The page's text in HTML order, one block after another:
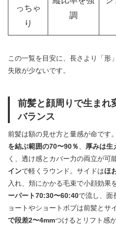
っちゃ
り
調
この一覧を目安に、長さより「形
失敗が少ないです。
前髪と顔周りで生まれ
バランス
前髪は額の見せ方と量感が命です
を結ぶ範囲の70〜90％
厚みは生
く、透け感とカバー力の両立が可
インで軽くラウンド。サイドはほ
入れ、頬にかかる毛束で小顔効果
ーパート70:30〜60:40で流し、面
ョートやショートボブは前髪とサ
で段差2〜4mmつけるとリフト感